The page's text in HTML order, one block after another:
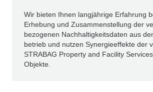
Wir bieten Ihnen langjährige Erfahrung
Erhebung und Zusammen­stellung der
bezogenen Nach­haltigkeits­daten aus
betrieb und nutzen Synergie­effekte der
STRABAG Property and Facility
Objekte.